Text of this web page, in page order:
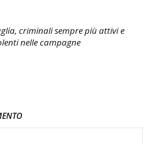
criminali sempre più attivi e
nelle campagne